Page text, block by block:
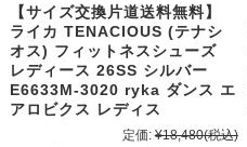
【サイズ交換片道送料無料】
ライカ TENACIOUS (テナシ
オス) フィットネスシューズ
レディース 26SS シルバー
E6633M-3020 ryka ダンス エ
アロビクス レディス
定価: ¥18,480(税込)